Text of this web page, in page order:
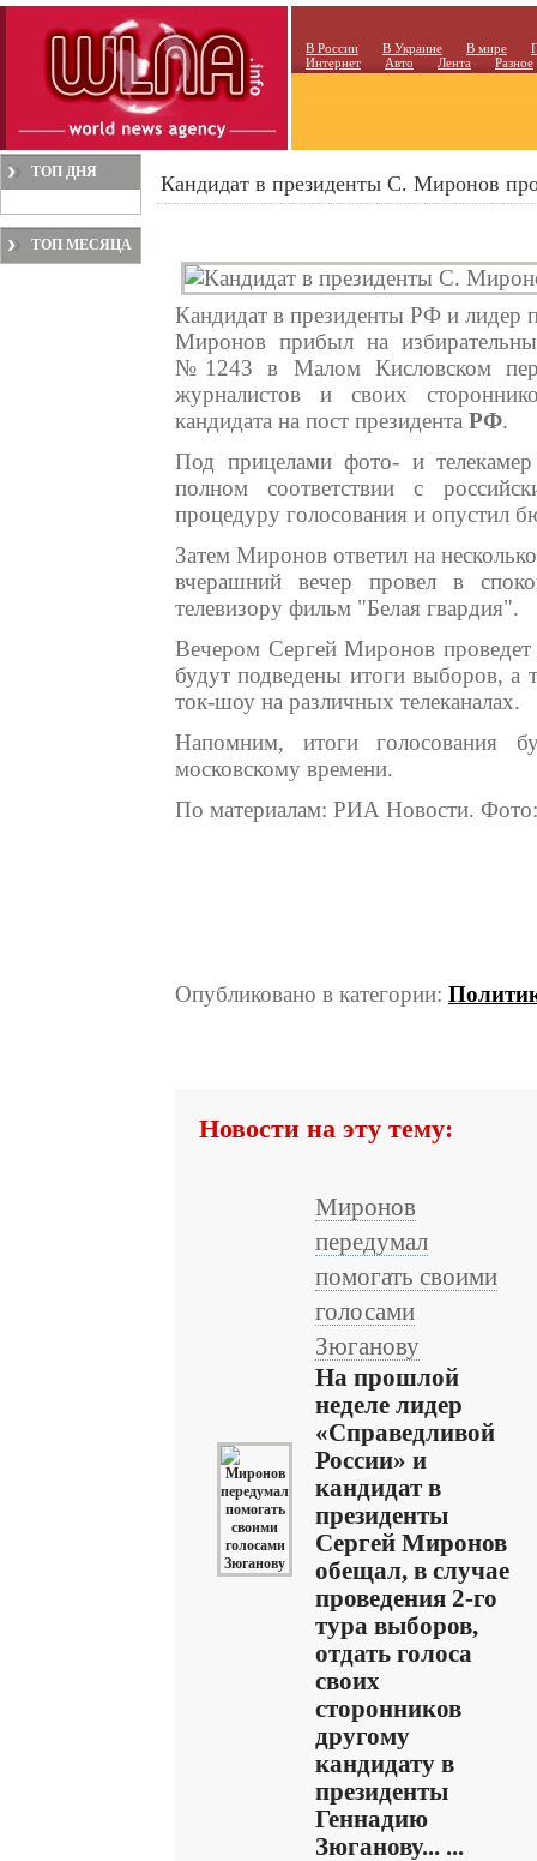
В России В Украине В мире
Интернет
Авто Лента Разное
ТОП ДНЯ
ТОП МЕСЯЦА
Кандидат в президенты С. Миронов
Кандидат в президенты РФ и лидер
Миронов прибыл на
№1243 в Малом Кисловском
журналистов и своих
кандидата на пост президента РФ.
Под прицелами фото- и
полном соответствии с
процедуру голосования и опустил
Затем Миронов ответил на
вчерашний вечер провел в
телевизору фильм "Белая гвардия".
Вечером Сергей Миронов проведет
будут подведены итоги выборов, а
ток-шоу на различных телеканалах.
Напомним, итоги голосования
московскому времени.
По материалам: РИА Новости.
Опубликовано в категории:
Новости на эту тему:
Миронов
передумал
помогать своими
голосами
Зюганову
На прошлой
неделе лидер
«Справедливой
России» и
кандидат в
президенты
Сергей Миронов
обещал, в случае
проведения 2-го
тура выборов,
отдать голоса
своих
сторонников
другому
кандидату в
президенты
Геннадию
Зюганову... ...